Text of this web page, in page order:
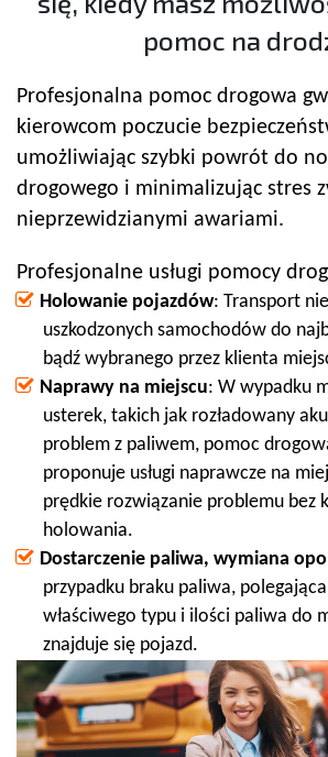
pomoc na
Profesjonalna pomoc drogowa
kierowcom poczucie
umożliwiając szybki powrót do
drogowego i minimalizując stres
nieprzewidzianymi awariami.
Profesjonalne usługi pomocy
Holowanie pojazdów: Transport
uszkodzonych samochodów do
bądź wybranego przez klienta
Naprawy na miejscu: W wypadku
usterek, takich jak rozładowany
problem z paliwem, pomoc
proponuje usługi naprawcze na
prędkie rozwiązanie problemu bez
holowania.
Dostarczenie paliwa, wymiana
przypadku braku paliwa,
właściwego typu i ilości paliwa do
znajduje się pojazd.